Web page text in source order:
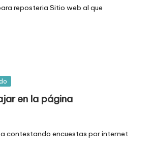
reposteria Sitio web al que
en la página
contestando encuestas por internet